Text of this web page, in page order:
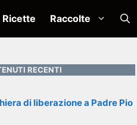
Ricette Raccolte
RECENTI
di liberazione a Padre Pio